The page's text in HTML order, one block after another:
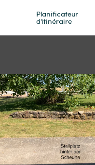
Planificateur
d'itinéraire